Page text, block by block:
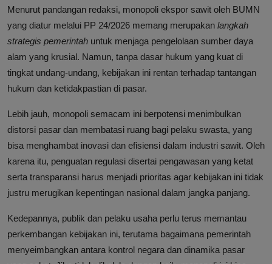
Menurut pandangan redaksi, monopoli ekspor sawit oleh BUMN
yang diatur melalui PP 24/2026 memang merupakan langkah
strategis pemerintah untuk menjaga pengelolaan sumber daya
alam yang krusial. Namun, tanpa dasar hukum yang kuat di
tingkat undang-undang, kebijakan ini rentan terhadap tantangan
hukum dan ketidakpastian di pasar.
Lebih jauh, monopoli semacam ini berpotensi menimbulkan
distorsi pasar dan membatasi ruang bagi pelaku swasta, yang
bisa menghambat inovasi dan efisiensi dalam industri sawit. Oleh
karena itu, penguatan regulasi disertai pengawasan yang ketat
serta transparansi harus menjadi prioritas agar kebijakan ini tidak
justru merugikan kepentingan nasional dalam jangka panjang.
Kedepannya, publik dan pelaku usaha perlu terus memantau
perkembangan kebijakan ini, terutama bagaimana pemerintah
menyeimbangkan antara kontrol negara dan dinamika pasar